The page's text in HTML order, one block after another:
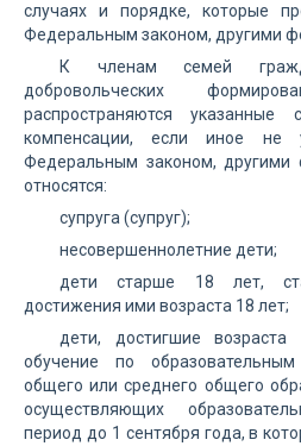
случаях и порядке, которые
Федеральным законом, другими
К членам семей
добровольческих
распространяются указанные
компенсации, если иное не
Федеральным законом, другими
относятся:
супруга (супруг);
несовершеннолетние дети;
дети старше 18 лет,
достижения ими возраста 18 лет;
дети, достигшие
обучение по
общего или среднего общего
осуществляющих
период до 1 сентября года, в